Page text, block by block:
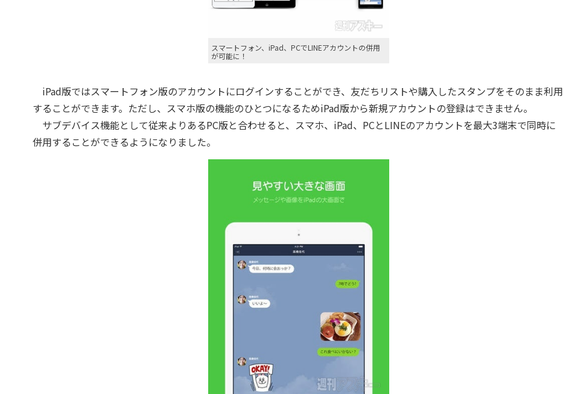
スマートフォン、iPad、PCでLINEアカウントの併用
が可能に！
iPad版ではスマートフォン版のアカウントにログインすることができ、友だちリストや購入したスタンプをそのまま利用
することができます。ただし、スマホ版の機能のひとつになるためiPad版から新規アカウントの登録はできません。
サブデバイス機能として従来よりあるPC版と合わせると、スマホ、iPad、PCとLINEのアカウントを最大3端末で同時に
併用することができるようになりました。